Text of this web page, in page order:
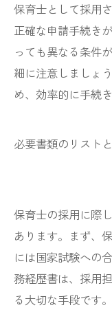
保育士として採用
正確な申請手続き
っても異なる条件
細に注意しましょ
め、効率的に手続
必要書類のリスト
保育士の採用に際
あります。まず、
には国家試験への
務経歴書は、採用
る大切な手段です